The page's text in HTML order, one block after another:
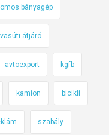
bányagép
vasúti átjáró
avtoexport kgfb
kamion bicikli
szabály